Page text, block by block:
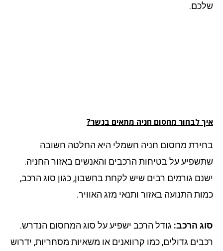
לבחור מחסום חניה מתאים בנשר?
מחסום חניה חשמלי היא החלטה חשובה
על בטיחות הרכבים והאנשים באזור החניה.
גורמים רבים שיש לקחת בחשבון, כגון סוג הרכב,
התנועה באזור ותנאי מזג האוויר.
הרכב:גודל הרכב ישפיע על סוג המחסום הנדרש.
גדולים, כמו קרוואנים או משאיות מסחריות, ידרוש